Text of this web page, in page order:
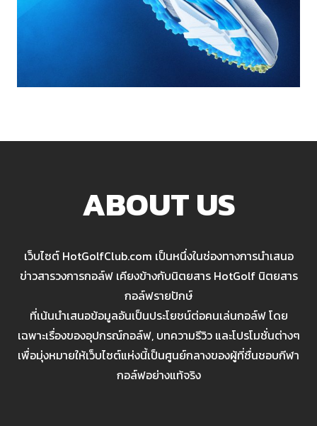
ABOUT US
เว็บไซต์ HotGolfClub.com เป็นหนึ่งในช่องทางการนำเสนอ
ข่าวสารวงการกอล์ฟ เคียงข้างกับนิตยสาร HotGolf นิตยสาร
กอล์ฟรายปักษ์
ที่เน้นนำเสนอข้อมูลอันเป็นประโยชน์ต่อคนเล่นกอล์ฟ โดย
เฉพาะเรื่องของอุปกรณ์กอล์ฟ, บทความรีวิว และโปรโมชั่นต่างๆ
เพื่อมุ่งหมายให้เว็บไซต์แห่งนี้เป็นศูนย์กลางของผู้ที่ชื่นชอบกีฬา
กอล์ฟอย่างแท้จริง